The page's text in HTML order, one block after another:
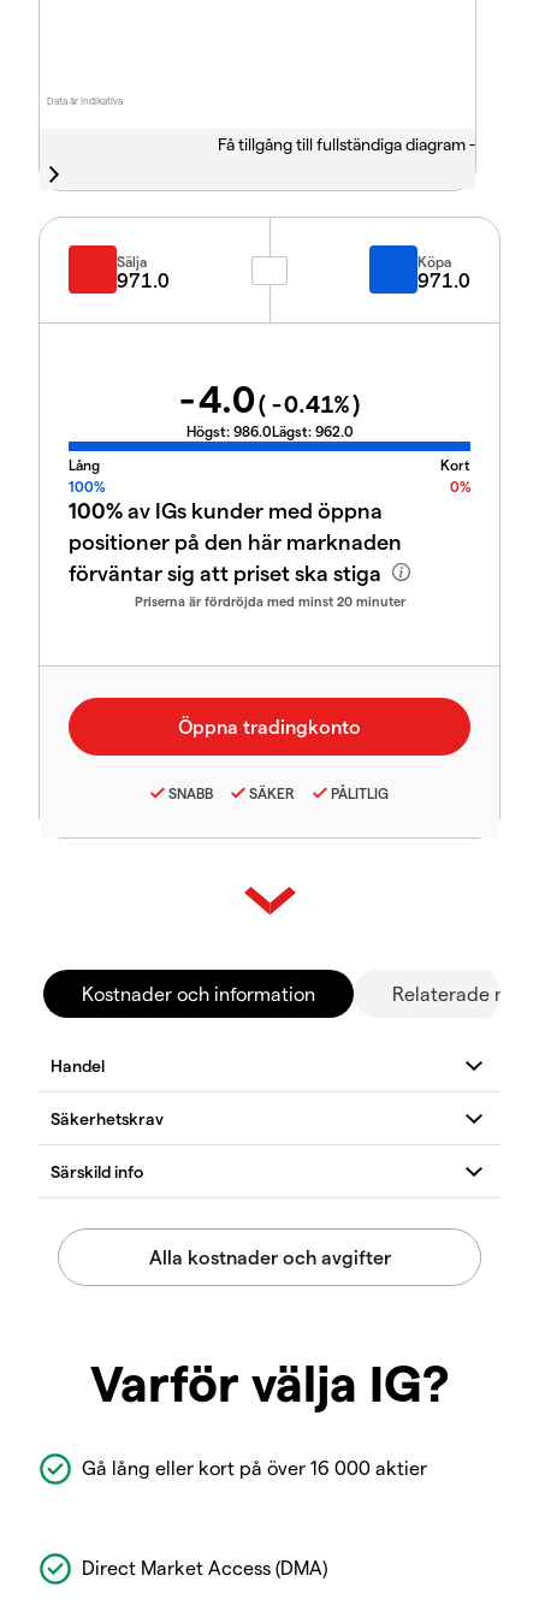
Data är indikativa
Få tillgång till fullständiga diagram -
Sälja
971.0
Köpa
971.0
-4.0( -0.41%)
Högst: 986.0Lägst: 962.0
Lång
Kort
100%
0%
100%av IGs kunder med öppna
positioner på den här marknaden
förväntar sig att priset ska stiga
Priserna är fördröjda med minst 20 minuter
SNABB SÄKER PÅLITLIG
Kostnader och information Relaterade
Varför välja IG?
Gå lång eller kort på över 16 000 aktier
Direct Market Access (DMA)